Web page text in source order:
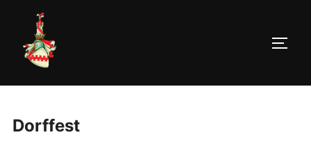
springen
Dorffest